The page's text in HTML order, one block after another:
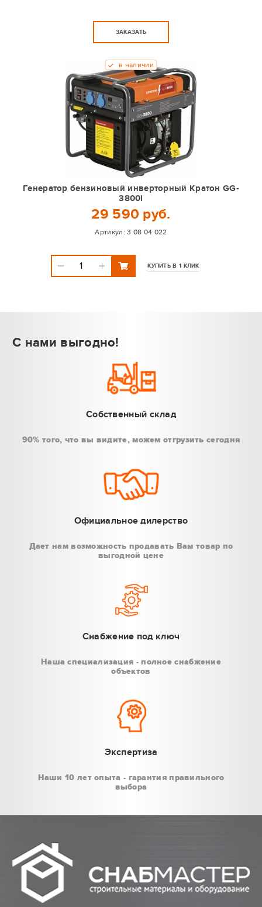
ЗАКАЗАТЬ
Генератор бензиновый инверторный Кратон GG-
3800i
29 590 руб.
Артикул:3 08 04 022
в наличии
КУПИТЬ В 1 КЛИК
С нами выгодно!
Собственный склад
90% того, что вы видите, можем отгрузить сегодня
Официальное дилерство
Дает нам возможность продавать Вам товар по
выгодной цене
Снабжение под ключ
Наша специализация - полное снабжение
объектов
Экспертиза
Наши 10 лет опыта - гарантия правильного
выбора